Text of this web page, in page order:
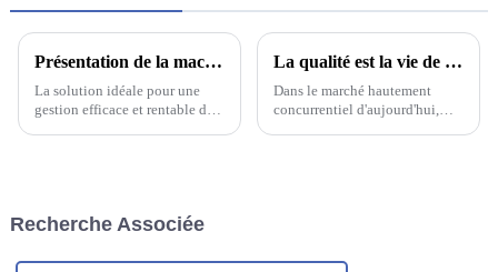
Présentation de la machine la plus populaire ------ Presse à vis multicouche pour boues
La solution idéale pour une
gestion efficace et rentable des
La qualité est la vie de l'usine, un bon service après-vente est le plus important
Dans le marché hautement
concurrentiel d'aujourd'hui,
Recherche Associée